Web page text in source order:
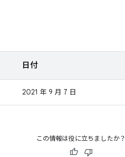
日付
2021 年 9 月 7 日
この情報は役に立ちましたか？